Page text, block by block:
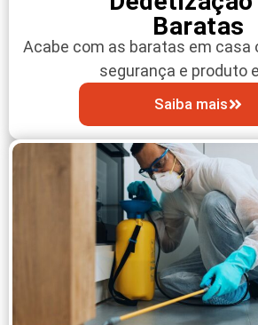
Baratas
Acabe com as baratas em casa
segurança e produto
Saiba mais